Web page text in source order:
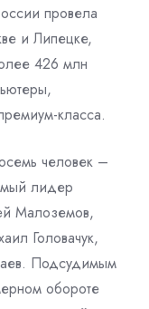
провела
и Липецке,
426 млн
класса.
человек –
лидер
Малоземов,
Головачук,
Подсудимым
обороте